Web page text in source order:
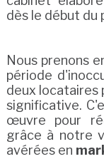
dès le début du
Nous prenons
période
deux locataires
significative.
œuvre pour
grâce à notre
avérées en